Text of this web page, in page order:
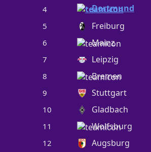
4 Dortmund
5 Freiburg
6 Mainz
7 Leipzig
8 Bremen
9 Stuttgart
10 Gladbach
11 Wolfsburg
12 Augsburg